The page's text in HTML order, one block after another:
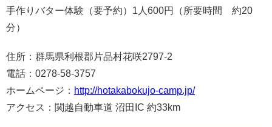
手作りバター体験（要予約）1人600円（所要時間 約20
分）
住所：群馬県利根郡片品村花咲2797-2
電話：0278-58-3757
ホームページ： http://hotakabokujo-camp.jp/
アクセス：関越自動車道 沼田IC 約33km